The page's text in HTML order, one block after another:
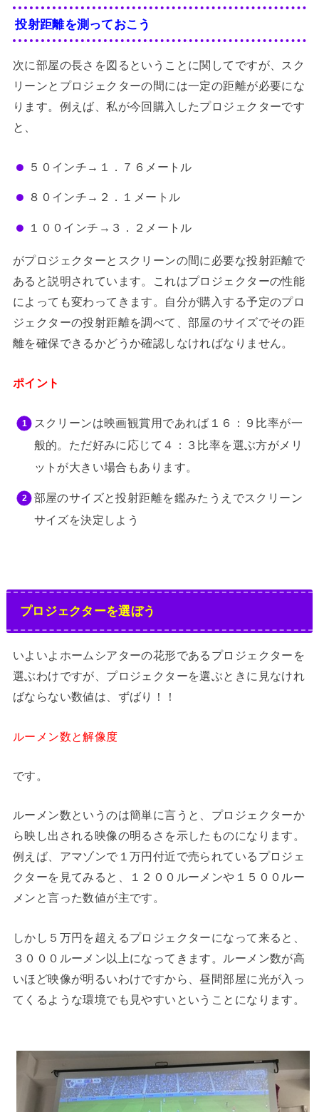
投射距離を測っておこう
次に部屋の長さを図るということに関してですが、スク
リーンとプロジェクターの間には一定の距離が必要にな
ります。例えば、私が今回購入したプロジェクターです
と、
５０インチ→１．７６メートル
８０インチ→２．１メートル
１００インチ→３．２メートル
がプロジェクターとスクリーンの間に必要な投射距離で
あると説明されています。これはプロジェクターの性能
によっても変わってきます。自分が購入する予定のプロ
ジェクターの投射距離を調べて、部屋のサイズでその距
離を確保できるかどうか確認しなければなりません。
ポイント
スクリーンは映画観賞用であれば１６：９比率が一
般的。ただ好みに応じて４：３比率を選ぶ方がメリ
ットが大きい場合もあります。
部屋のサイズと投射距離を鑑みたうえでスクリーン
サイズを決定しよう
プロジェクターを選ぼう
いよいよホームシアターの花形であるプロジェクターを
選ぶわけですが、プロジェクターを選ぶときに見なけれ
ばならない数値は、ずばり！！
ルーメン数と解像度
です。
ルーメン数というのは簡単に言うと、プロジェクターか
ら映し出される映像の明るさを示したものになります。
例えば、アマゾンで１万円付近で売られているプロジェ
クターを見てみると、１２００ルーメンや１５００ルー
メンと言った数値が主です。
しかし５万円を超えるプロジェクターになって来ると、
３０００ルーメン以上になってきます。ルーメン数が高
いほど映像が明るいわけですから、昼間部屋に光が入っ
てくるような環境でも見やすいということになります。